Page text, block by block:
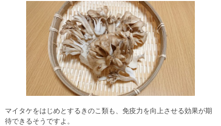
マイタケをはじめとするきのこ類も、免疫力を向上させる効果が期
待できるそうですよ。